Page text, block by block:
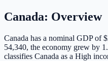
Canada: Overview
Canada has a nominal GDP of
54,340, the economy grew by
classifies Canada as a High